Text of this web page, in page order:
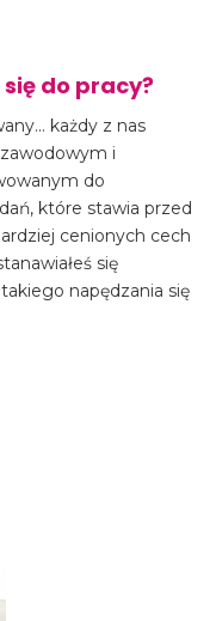
do pracy?
każdy z nas
i
do
które stawia przed
cenionych cech
się
napędzania się